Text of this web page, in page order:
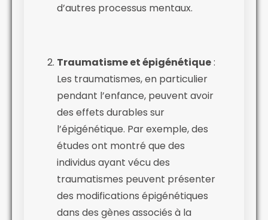
d’autres processus mentaux.
Traumatisme et épigénétique:
Les traumatismes, en particulier
pendant l’enfance, peuvent avoir
des effets durables sur
l’épigénétique. Par exemple, des
études ont montré que des
individus ayant vécu des
traumatismes peuvent présenter
des modifications épigénétiques
dans des gènes associés à la